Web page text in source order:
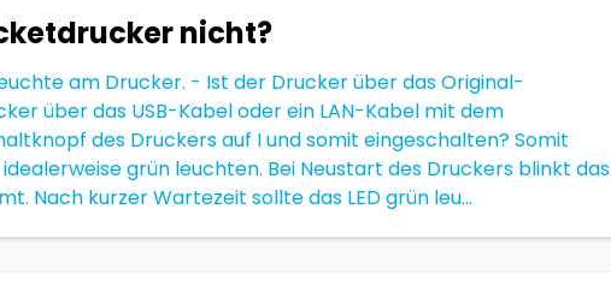
nicht?
am Drucker. - Ist der Drucker über das Original-
über das USB-Kabel oder ein LAN-Kabel mit dem
des Druckers auf I und somit eingeschalten? Somit
grün leuchten. Bei Neustart des Druckers blinkt das
Nach kurzer Wartezeit sollte das LED grün leu...